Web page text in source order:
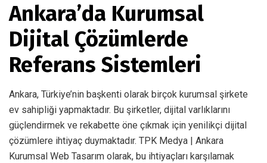
Ankara’da Kurumsal
Dijital Çözümlerde
Referans Sistemleri
Ankara, Türkiye’nin başkenti olarak birçok kurumsal şirkete
ev sahipliği yapmaktadır. Bu şirketler, dijital varlıklarını
güçlendirmek ve rekabette öne çıkmak için yenilikçi dijital
çözümlere ihtiyaç duymaktadır. TPK Medya | Ankara
Kurumsal Web Tasarım olarak, bu ihtiyaçları karşılamak